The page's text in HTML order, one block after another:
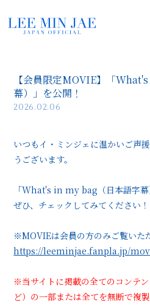
PROFILE
BLOG
無料会員登録 ログ
【会員限定MOVIE】「
幕）」を公開！
2026.02.06
いつもイ・ミンジェに温かいご声
うございます。
「What's in my bag（日本語字幕
ぜひ、チェックしてみてください！
※MOVIEは会員の方のみご覧いた
https://leeminjae.fanpla.jp/
※当サイトに掲載の全てのコンテ
ど）の一部または全てを無断で複